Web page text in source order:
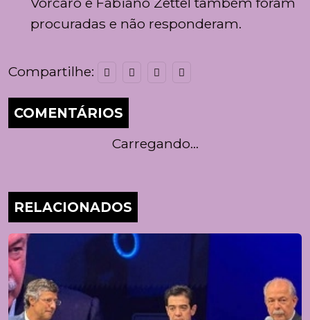
procuradas e não responderam.
Compartilhe:
COMENTÁRIOS
Carregando...
RELACIONADOS